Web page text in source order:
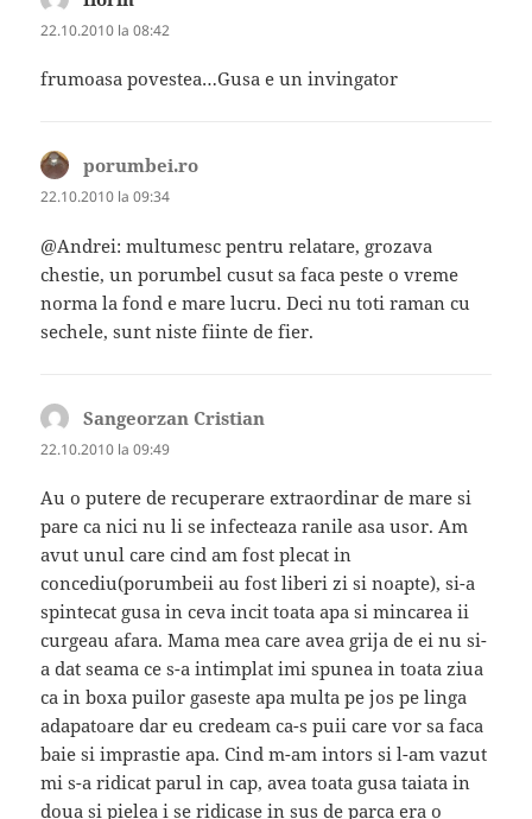
22.10.2010 la 08:42
frumoasa povestea…Gusa e un invingator
porumbei.ro
22.10.2010 la 09:34
@Andrei: multumesc pentru relatare, grozava
chestie, un porumbel cusut sa faca peste o vreme
norma la fond e mare lucru. Deci nu toti raman cu
sechele, sunt niste fiinte de fier.
Sangeorzan Cristian
22.10.2010 la 09:49
Au o putere de recuperare extraordinar de mare si
pare ca nici nu li se infecteaza ranile asa usor. Am
avut unul care cind am fost plecat in
concediu(porumbeii au fost liberi zi si noapte), si-a
spintecat gusa in ceva incit toata apa si mincarea ii
curgeau afara. Mama mea care avea grija de ei nu si-
a dat seama ce s-a intimplat imi spunea in toata ziua
ca in boxa puilor gaseste apa multa pe jos pe linga
adapatoare dar eu credeam ca-s puii care vor sa faca
baie si imprastie apa. Cind m-am intors si l-am vazut
mi s-a ridicat parul in cap, avea toata gusa taiata in
doua si pielea i se ridicase in sus de parca era o